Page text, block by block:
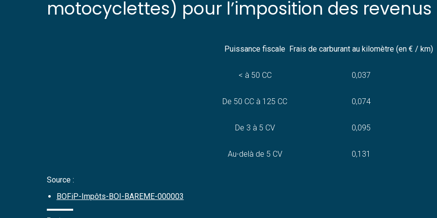
motocyclettes) pour l’imposition des revenus
Puissance fiscale Frais de carburant au kilomètre (en € / km)
< à 50 CC 0,037
De 50 CC à 125 CC 0,074
De 3 à 5 CV 0,095
Au-delà de 5 CV 0,131
Source :
BOFiP-Impôts-BOI-BAREME-000003